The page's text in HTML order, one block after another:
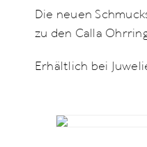
Die neuen
zu den Calla
Erhältlich bei